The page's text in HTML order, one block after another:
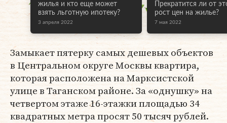
жилья и кто еще может
взять льготную ипотеку?
3 апреля 2022
Прекратится ли от
рост цен на жилье?
7 мая 2022
Замыкает пятерку самых дешевых объектов
в Центральном округе Москвы квартира,
которая расположена на Марксистской
улице в Таганском районе. За «однушку» на
четвертом этаже 16-этажки площадью 34
квадратных метра просят 50 тысяч рублей.